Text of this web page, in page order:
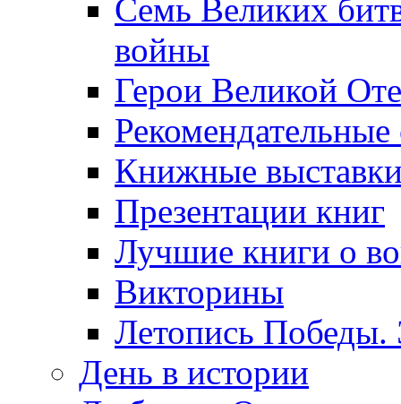
Семь Великих
войны
Герои Великой
Рекомендательные
Книжные
Презентации книг
Лучшие книги о
Викторины
Летопись Победы.
День в истории